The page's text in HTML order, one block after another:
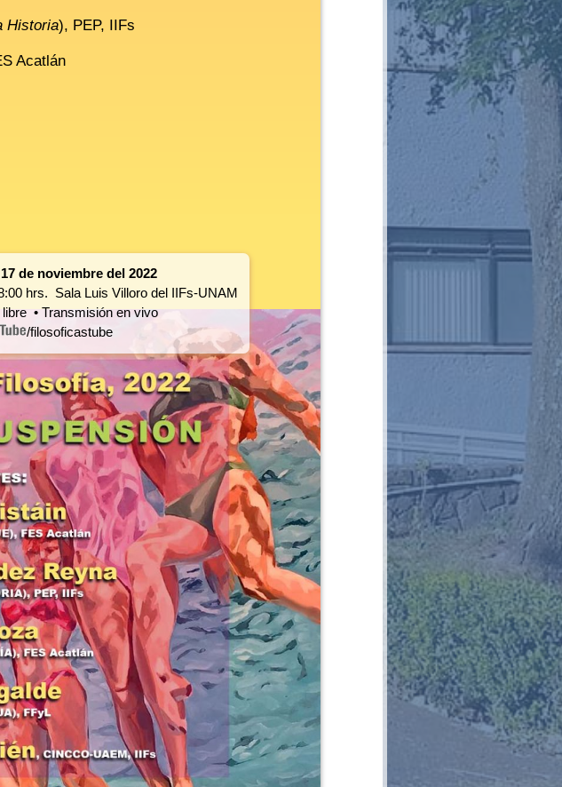
Historia), PEP, IIFs
Acatlán
de noviembre del 2022
hrs. Sala Luis Villoro del IIFs-UNAM
libre • Transmisión en vivo
/filosoficastube